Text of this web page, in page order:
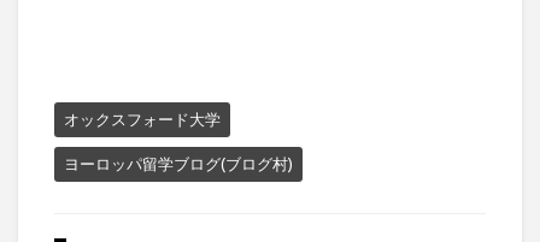
オックスフォード大学
ヨーロッパ留学ブログ(ブログ村)